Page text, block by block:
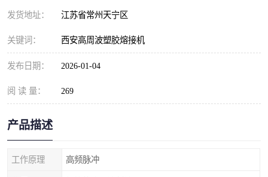
发货地址： 江苏省常州天宁区
关键词： 西安高周波塑胶熔接机
发布日期： 2026-01-04
阅 读 量： 269
产品描述
工作原理 高频脉冲